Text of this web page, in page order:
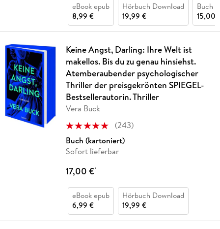
eBook epub
8,99 €
Hörbuch Download
19,99 €
Buch
15,00
Keine Angst, Darling: Ihre Welt ist
makellos. Bis du zu genau hinsiehst.
Atemberaubender psychologischer
Thriller der preisgekrönten SPIEGEL-
Bestsellerautorin. Thriller
Vera Buck
(243)
Buch (kartoniert)
Sofort lieferbar
17,00 €*
eBook epub
6,99 €
Hörbuch Download
19,99 €